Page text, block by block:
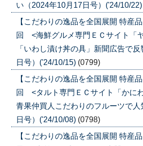
い（2024年10月17日号）('24/10/22)
【こだわりの逸品を全国展開 特産
回 <海鮮グルメ専門ＥＣサイト「
「いわし漬け丼の具」新聞広告で
日号）('24/10/15) (0799)
【こだわりの逸品を全国展開 特産
回 <タルト専門ＥＣサイト「かに
青果仲買人こだわりのフルーツで
日号）('24/10/08) (0798)
【こだわりの逸品を全国展開 特産